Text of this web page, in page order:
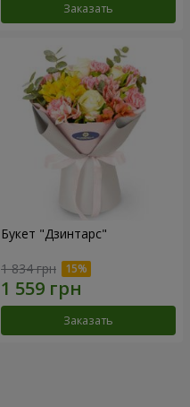
Заказать
Букет "Дзинтарс"
1 834 грн
Заказать